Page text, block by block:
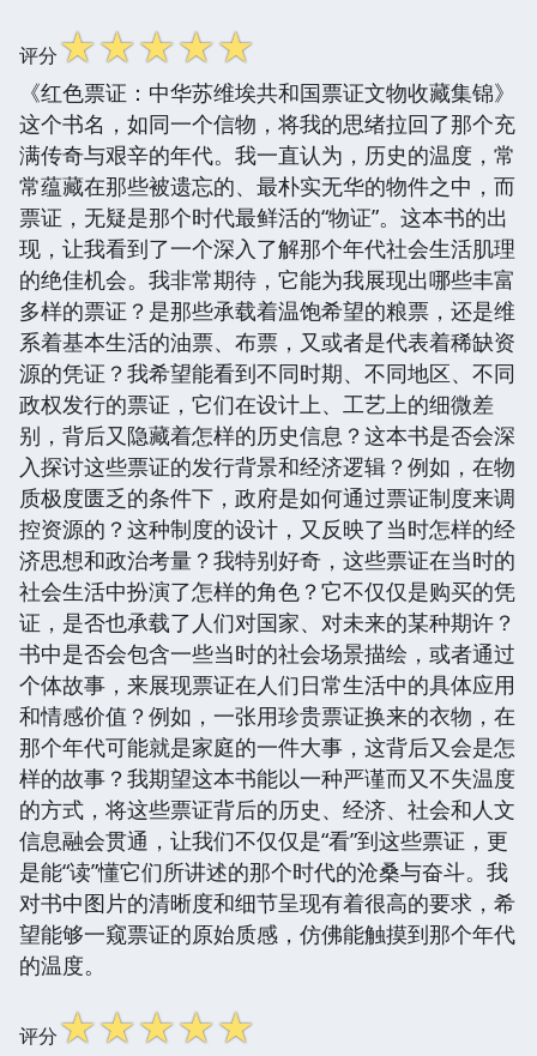
评分☆☆☆☆☆
《红色票证：中华苏维埃共和国票证文物收藏集锦》
这个书名，如同一个信物，将我的思绪拉回了那个充
满传奇与艰辛的年代。我一直认为，历史的温度，常
常蕴藏在那些被遗忘的、最朴实无华的物件之中，而
票证，无疑是那个时代最鲜活的“物证”。这本书的出
现，让我看到了一个深入了解那个年代社会生活肌理
的绝佳机会。我非常期待，它能为我展现出哪些丰富
多样的票证？是那些承载着温饱希望的粮票，还是维
系着基本生活的油票、布票，又或者是代表着稀缺资
源的凭证？我希望能看到不同时期、不同地区、不同
政权发行的票证，它们在设计上、工艺上的细微差
别，背后又隐藏着怎样的历史信息？这本书是否会深
入探讨这些票证的发行背景和经济逻辑？例如，在物
质极度匮乏的条件下，政府是如何通过票证制度来调
控资源的？这种制度的设计，又反映了当时怎样的经
济思想和政治考量？我特别好奇，这些票证在当时的
社会生活中扮演了怎样的角色？它不仅仅是购买的凭
证，是否也承载了人们对国家、对未来的某种期许？
书中是否会包含一些当时的社会场景描绘，或者通过
个体故事，来展现票证在人们日常生活中的具体应用
和情感价值？例如，一张用珍贵票证换来的衣物，在
那个年代可能就是家庭的一件大事，这背后又会是怎
样的故事？我期望这本书能以一种严谨而又不失温度
的方式，将这些票证背后的历史、经济、社会和人文
信息融会贯通，让我们不仅仅是“看”到这些票证，更
是能“读”懂它们所讲述的那个时代的沧桑与奋斗。我
对书中图片的清晰度和细节呈现有着很高的要求，希
望能够一窥票证的原始质感，仿佛能触摸到那个年代
的温度。
评分☆☆☆☆☆